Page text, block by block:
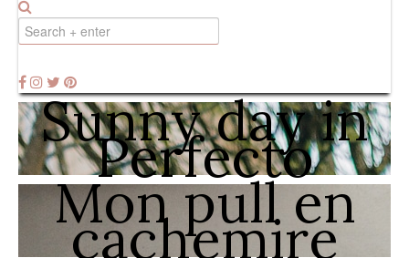
Sunny day in
Perfecto
Mon pull en
cachemire